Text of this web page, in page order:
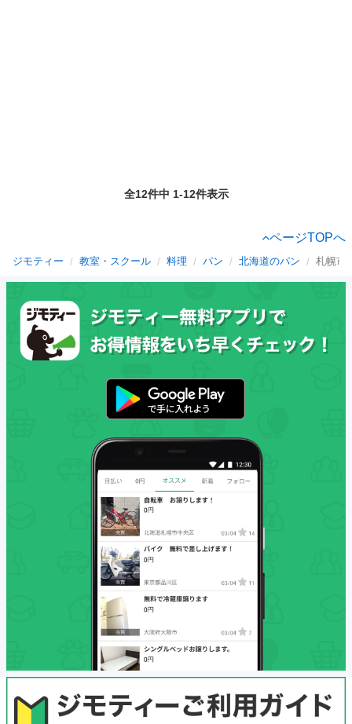
全12件中 1-12件表示
ページTOPへ
ジモティー 教室・スクール 料理 パン 北海道のパン 札幌市